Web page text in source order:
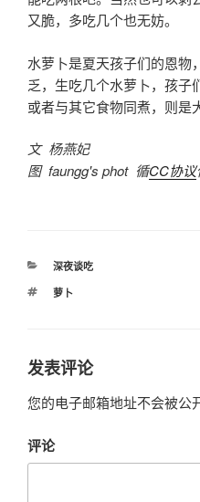
又脆，多吃几个也无妨。
水萝卜是夏天孩子们的恩物
乏，生吃几个水萝卜，孩子
或者与其它食物同煮，则是
文 杨燕妃
图 faungg's phot 循CC协议
分
深夜谈吃
标
萝卜
发表评论
您的电子邮箱地址不会被公
评论